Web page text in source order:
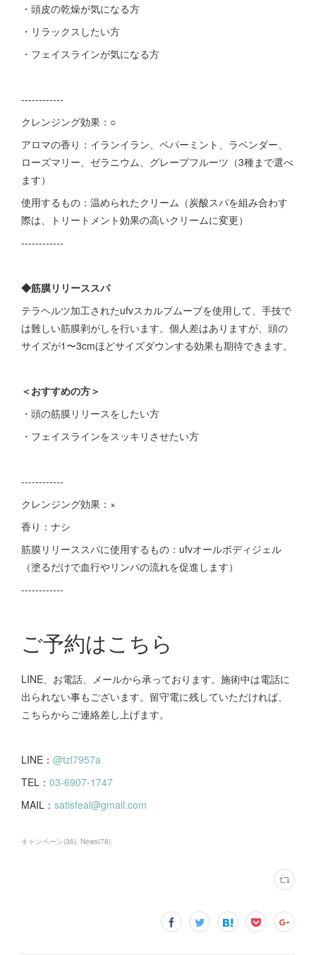
・頭皮の乾燥が気になる方
・リラックスしたい方
・フェイスラインが気になる方
------------
クレンジング効果：○
アロマの香り：イランイラン、ペパーミント、ラベンダー、
ローズマリー、ゼラニウム、グレープフルーツ（3種まで選べ
ます）
使用するもの：温められたクリーム（炭酸スパを組み合わす
際は、トリートメント効果の高いクリームに変更）
------------
◆筋膜リリーススパ
テラヘルツ加工されたufvスカルプムーブを使用して、手技で
は難しい筋膜剥がしを行います。個人差はありますが、頭の
サイズが1〜3cmほどサイズダウンする効果も期待できます。
＜おすすめの方＞
・頭の筋膜リリースをしたい方
・フェイスラインをスッキリさせたい方
------------
クレンジング効果：×
香り：ナシ
筋膜リリーススパに使用するもの：ufvオールボディジェル
（塗るだけで血行やリンパの流れを促進します）
------------
ご予約はこちら
LINE、お電話、メールから承っております。施術中は電話に
出られない事もございます。留守電に残していただければ、
こちらからご連絡差し上げます。
LINE： @tzl7957a
TEL： 03-6907-1747
MAIL： satisfeal@gmail.com
キャンペーン(36) News(78)